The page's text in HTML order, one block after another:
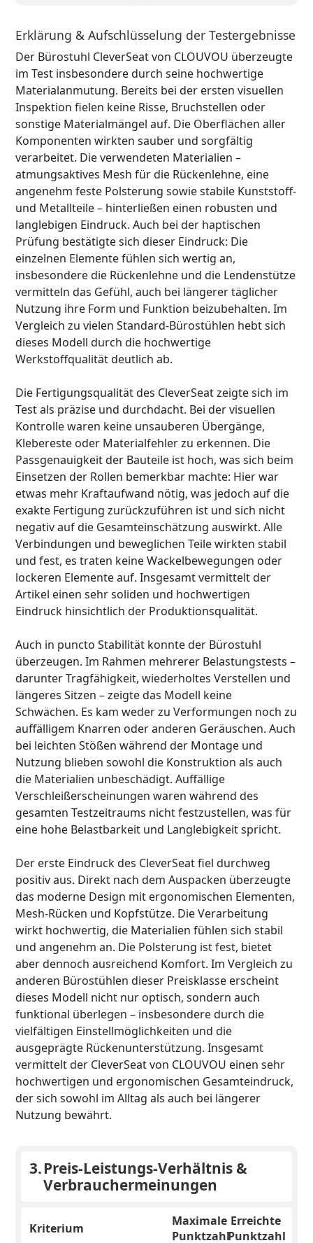
Erklärung & Aufschlüsselung der Testergebnisse
Der Bürostuhl CleverSeat von CLOUVOU überzeugte
im Test insbesondere durch seine hochwertige
Materialanmutung. Bereits bei der ersten visuellen
Inspektion fielen keine Risse, Bruchstellen oder
sonstige Materialmängel auf. Die Oberflächen aller
Komponenten wirkten sauber und sorgfältig
verarbeitet. Die verwendeten Materialien –
atmungsaktives Mesh für die Rückenlehne, eine
angenehm feste Polsterung sowie stabile Kunststoff-
und Metallteile – hinterließen einen robusten und
langlebigen Eindruck. Auch bei der haptischen
Prüfung bestätigte sich dieser Eindruck: Die
einzelnen Elemente fühlen sich wertig an,
insbesondere die Rückenlehne und die Lendenstütze
vermitteln das Gefühl, auch bei längerer täglicher
Nutzung ihre Form und Funktion beizubehalten. Im
Vergleich zu vielen Standard-Bürostühlen hebt sich
dieses Modell durch die hochwertige
Werkstoffqualität deutlich ab.
Die Fertigungsqualität des CleverSeat zeigte sich im
Test als präzise und durchdacht. Bei der visuellen
Kontrolle waren keine unsauberen Übergänge,
Klebereste oder Materialfehler zu erkennen. Die
Passgenauigkeit der Bauteile ist hoch, was sich beim
Einsetzen der Rollen bemerkbar machte: Hier war
etwas mehr Kraftaufwand nötig, was jedoch auf die
exakte Fertigung zurückzuführen ist und sich nicht
negativ auf die Gesamteinschätzung auswirkt. Alle
Verbindungen und beweglichen Teile wirkten stabil
und fest, es traten keine Wackelbewegungen oder
lockeren Elemente auf. Insgesamt vermittelt der
Artikel einen sehr soliden und hochwertigen
Eindruck hinsichtlich der Produktionsqualität.
Auch in puncto Stabilität konnte der Bürostuhl
überzeugen. Im Rahmen mehrerer Belastungstests –
darunter Tragfähigkeit, wiederholtes Verstellen und
längeres Sitzen – zeigte das Modell keine
Schwächen. Es kam weder zu Verformungen noch zu
auffälligem Knarren oder anderen Geräuschen. Auch
bei leichten Stößen während der Montage und
Nutzung blieben sowohl die Konstruktion als auch
die Materialien unbeschädigt. Auffällige
Verschleißerscheinungen waren während des
gesamten Testzeitraums nicht festzustellen, was für
eine hohe Belastbarkeit und Langlebigkeit spricht.
Der erste Eindruck des CleverSeat fiel durchweg
positiv aus. Direkt nach dem Auspacken überzeugte
das moderne Design mit ergonomischen Elementen,
Mesh-Rücken und Kopfstütze. Die Verarbeitung
wirkt hochwertig, die Materialien fühlen sich stabil
und angenehm an. Die Polsterung ist fest, bietet
aber dennoch ausreichend Komfort. Im Vergleich zu
anderen Bürostühlen dieser Preisklasse erscheint
dieses Modell nicht nur optisch, sondern auch
funktional überlegen – insbesondere durch die
vielfältigen Einstellmöglichkeiten und die
ausgeprägte Rückenunterstützung. Insgesamt
vermittelt der CleverSeat von CLOUVOU einen sehr
hochwertigen und ergonomischen Gesamteindruck,
der sich sowohl im Alltag als auch bei längerer
Nutzung bewährt.
3.Preis-Leistungs-Verhältnis &
Verbrauchermeinungen
Kriterium
Maximale
Punktzahl
Erreichte
Punktzahl